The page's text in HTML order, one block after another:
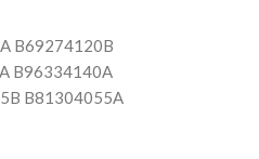
B69274120B
B96334140A
B81304055A